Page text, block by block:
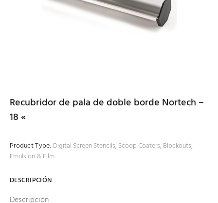
Recubridor de pala de doble borde Nortech –
18 «
Product Type: Digital Screen Stencils, Scoop Coaters, Blockouts,
Emulsion & Film
DESCRIPCIÓN
Descripción